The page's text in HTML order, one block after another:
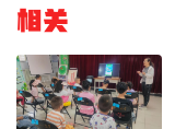
相关